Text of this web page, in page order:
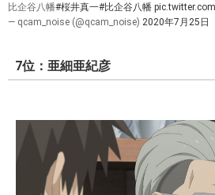
比企谷八幡#桜井真一#比企谷八幡
— qcam_noise (@qcam_noise) 2020年7月25日
7位：亜細亜紀彦